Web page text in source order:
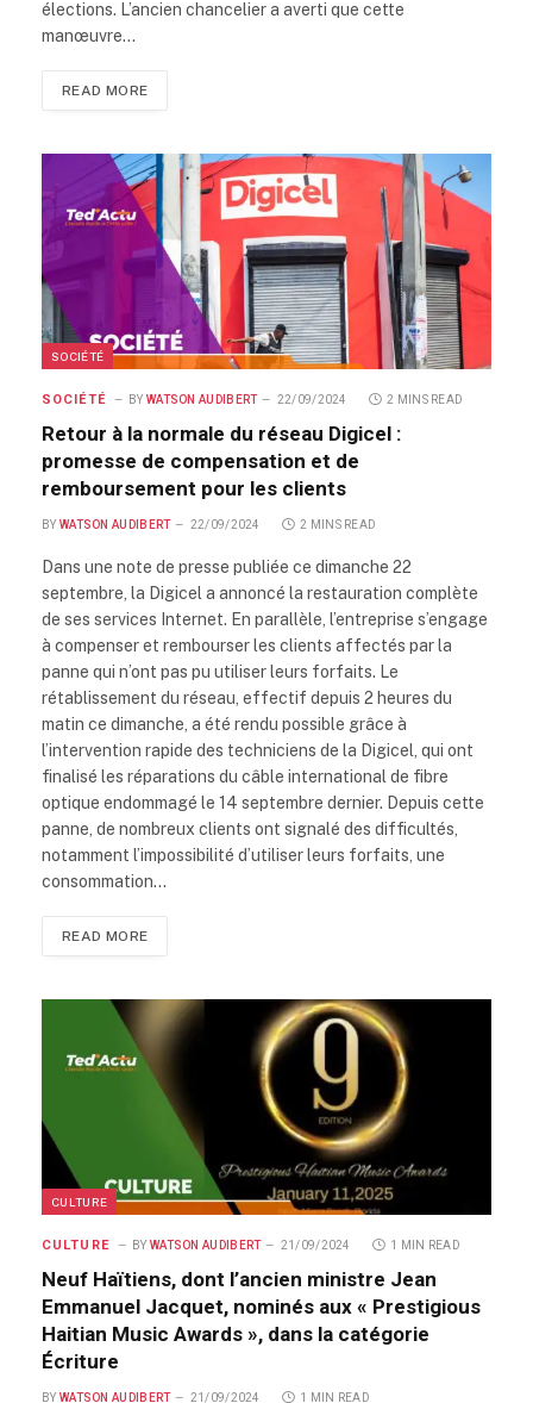
élections. L’ancien chancelier a averti que cette
manœuvre…
READ MORE
SOCIÉTÉ
SOCIÉTÉ BY WATSON AUDIBERT 22/09/2024 2 MINS READ
Retour à la normale du réseau Digicel :
promesse de compensation et de
remboursement pour les clients
BY WATSON AUDIBERT 22/09/2024 2 MINS READ
Dans une note de presse publiée ce dimanche 22
septembre, la Digicel a annoncé la restauration complète
de ses services Internet. En parallèle, l’entreprise s’engage
à compenser et rembourser les clients affectés par la
panne qui n’ont pas pu utiliser leurs forfaits. Le
rétablissement du réseau, effectif depuis 2 heures du
matin ce dimanche, a été rendu possible grâce à
l’intervention rapide des techniciens de la Digicel, qui ont
finalisé les réparations du câble international de fibre
optique endommagé le 14 septembre dernier. Depuis cette
panne, de nombreux clients ont signalé des difficultés,
notamment l’impossibilité d’utiliser leurs forfaits, une
consommation…
READ MORE
CULTURE
CULTURE BY WATSON AUDIBERT 21/09/2024 1 MIN READ
Neuf Haïtiens, dont l’ancien ministre Jean
Emmanuel Jacquet, nominés aux « Prestigious
Haitian Music Awards », dans la catégorie
Écriture
BY WATSON AUDIBERT 21/09/2024 1 MIN READ